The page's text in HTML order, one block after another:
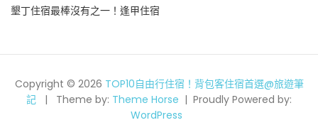
墾丁住宿最棒沒有之一！逢甲住宿
Copyright © 2026 TOP10自由行住宿！背包客住宿首選@旅遊筆
記
Theme by: Theme Horse
Proudly Powered by:
WordPress